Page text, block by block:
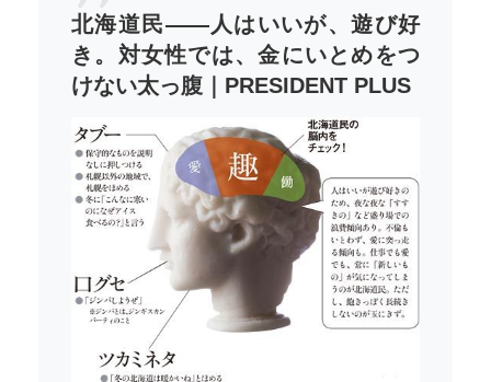
北海道民――人はいいが、遊び好
き。対女性では、金にいとめをつ
けない太っ腹｜PRESIDENT PLUS